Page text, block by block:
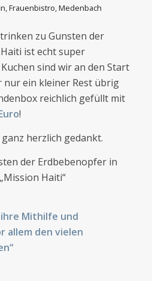
,Frauenbistro,Medenbach
zu Gunsten der
ist echt super
sind wir an den Start
nur ein kleiner Rest übrig
reichlich gefüllt mit
!
herzlich gedankt.
der Erdbebenopfer in
Haiti“
Mithilfe und
den vielen